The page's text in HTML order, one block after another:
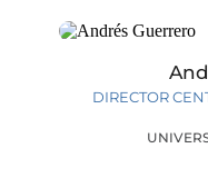
DIRECTOR